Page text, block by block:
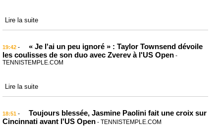
Lire la suite
19:42 -
« Je l'ai un peu ignoré » : Taylor Townsend dévoile
les coulisses de son duo avec Zverev à l'US Open -
TENNISTEMPLE.COM
Lire la suite
18:51 -
Toujours blessée, Jasmine Paolini fait une croix sur
Cincinnati avant l'US Open - TENNISTEMPLE.COM